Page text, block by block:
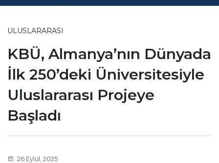
ULUSLARARASI
KBÜ, Almanya’nın Dünyada
İlk 250’deki Üniversitesiyle
Uluslararası Projeye
Başladı
26 Eylül, 2025